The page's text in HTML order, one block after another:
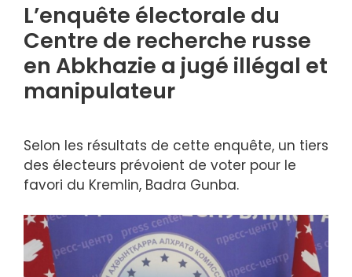
L’enquête électorale du
Centre de recherche russe
en Abkhazie a jugé illégal et
manipulateur
Selon les résultats de cette enquête, un tiers
des électeurs prévoient de voter pour le
favori du Kremlin, Badra Gunba.